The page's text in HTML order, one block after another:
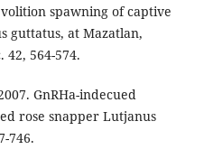
spawning of captive
guttatus, at Mazatlan,
42, 564-574.
GnRHa-indecued
rose snapper Lutjanus
746.